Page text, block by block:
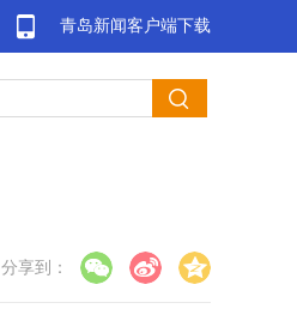
青岛新闻客户端下载
分享到：